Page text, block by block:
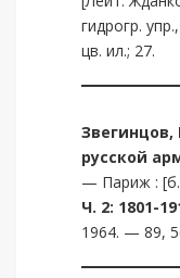
гидрогр.
цв. ил.; 27.
Звегинцов,
русской
— Париж : [б.
Ч. 2: 1801-
1964. — 89,